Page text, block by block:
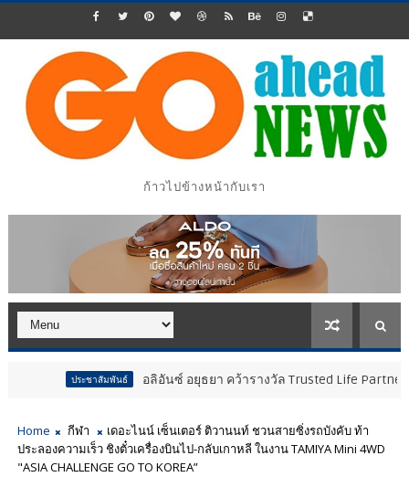
ก้าวไปข้างหน้ากับเรา
อลิอันซ์ อยุธยา คว้ารางวัล Trusted Life Partner Award ใ
Home กีฬา
เดอะไนน์ เซ็นเตอร์ ติวานนท์ ชวนสายซิ่งรถบังคับ ท้า
ประลองความเร็ว ชิงตั๋วเครื่องบินไป-กลับเกาหลี ในงาน TAMIYA Mini 4WD
"ASIA CHALLENGE GO TO KOREA”